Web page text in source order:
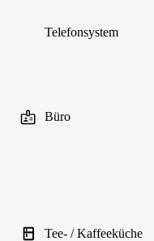
Telefonsystem
Büro
Tee- / Kaffeeküche